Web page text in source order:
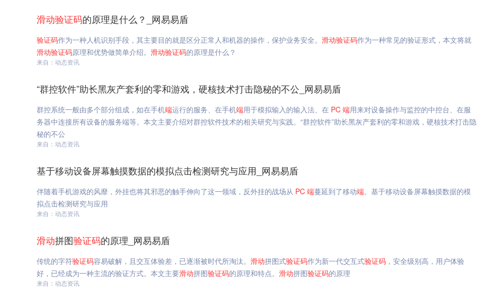
滑动验证码的原理是什么？_网易易盾
验证码作为一种人机识别手段，其主要目的就是区分正常人和机器的操作，保护业务安全。 滑动验证码作为一种常见的验证形式，本文将就
滑动验证码原理和优势做简单介绍。 滑动验证码的原理是什么？
来自：动态资讯
“群控软件”助长黑灰产套利的零和游戏，硬核技术打击隐秘的不公_网易易盾
群控系统一般由多个部分组成，如在手机端运行的服务、在手机端用于模拟输入的输入法、在 PC 端用来对设备操作与监控的中控台、在服
务器中连接所有设备的服务端等。本文主要介绍对群控软件技术的相关研究与实践。“群控软件”助长黑灰产套利的零和游戏，硬核技术打击隐
秘的不公
来自：动态资讯
基于移动设备屏幕触摸数据的模拟点击检测研究与应用_网易易盾
伴随着手机游戏的风靡，外挂也将其邪恶的触手伸向了这一领域，反外挂的战场从 PC 端蔓延到了移动端。基于移动设备屏幕触摸数据的模
拟点击检测研究与应用
来自：动态资讯
滑动拼图验证码的原理_网易易盾
传统的字符验证码容易破解，且交互体验差，已逐渐被时代所淘汰。 滑动拼图式验证码作为新一代交互式验证码 ，安全级别高，用户体验
好，已经成为一种主流的验证方式。本文主要滑动拼图验证码的原理和特点。 滑动拼图验证码的原理
来自：动态资讯